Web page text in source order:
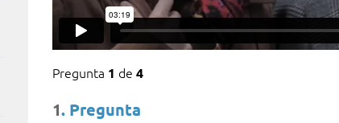
Pregunta 1 de 4
1. Pregunta